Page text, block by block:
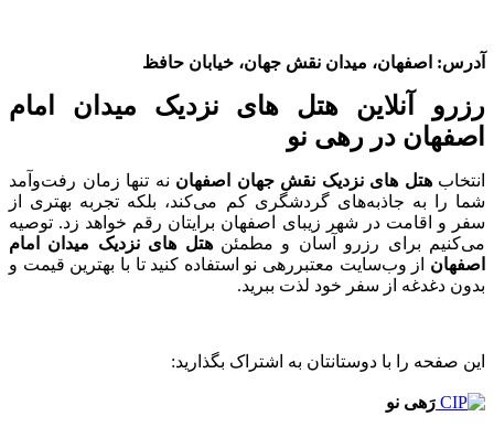
آدرس: اصفهان، میدان نقش جهان، خیابان حافظ
رزرو آنلاین هتل های نزدیک میدان امام
اصفهان در رهی نو
انتخاب هتل های نزدیک نقش جهان اصفهان نه تنها زمان رفت‌وآمد
شما را به جاذبه‌های گردشگری کم می‌کند، بلکه تجربه بهتری از
سفر و اقامت در شهر زیبای اصفهان برایتان رقم خواهد زد. توصیه
می‌کنیم برای رزرو آسان و مطمئنهتل های نزدیک میدان امام
اصفهان از وب‌سایت‌ معتبررهی نو استفاده کنید تا با بهترین قیمت و
بدون دغدغه از سفر خود لذت ببرید.
این صفحه را با دوستانتان به اشتراک بگذارید:
رَهی نو